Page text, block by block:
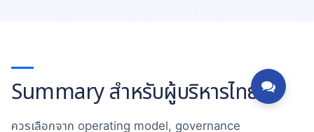
Summary สำหรับผู้บริหารไทย
ควรเลือกจาก operating model, governance